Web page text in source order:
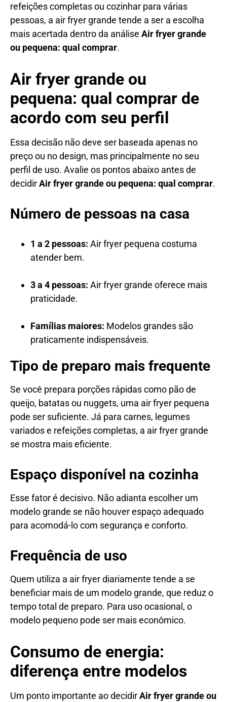
refeições completas ou cozinhar para várias
pessoas, a air fryer grande tende a ser a escolha
mais acertada dentro da análise Air fryer grande
ou pequena: qual comprar.
Air fryer grande ou
pequena: qual comprar de
acordo com seu perfil
Essa decisão não deve ser baseada apenas no
preço ou no design, mas principalmente no seu
perfil de uso. Avalie os pontos abaixo antes de
decidirAir fryer grande ou pequena: qual comprar.
Número de pessoas na casa
1 a 2 pessoas: Air fryer pequena costuma
atender bem.
3 a 4 pessoas: Air fryer grande oferece mais
praticidade.
Famílias maiores: Modelos grandes são
praticamente indispensáveis.
Tipo de preparo mais frequente
Se você prepara porções rápidas como pão de
queijo, batatas ou nuggets, uma air fryer pequena
pode ser suficiente. Já para carnes, legumes
variados e refeições completas, a air fryer grande
se mostra mais eficiente.
Espaço disponível na cozinha
Esse fator é decisivo. Não adianta escolher um
modelo grande se não houver espaço adequado
para acomodá-lo com segurança e conforto.
Frequência de uso
Quem utiliza a air fryer diariamente tende a se
beneficiar mais de um modelo grande, que reduz o
tempo total de preparo. Para uso ocasional, o
modelo pequeno pode ser mais econômico.
Consumo de energia:
diferença entre modelos
Um ponto importante ao decidirAir fryer grande ou